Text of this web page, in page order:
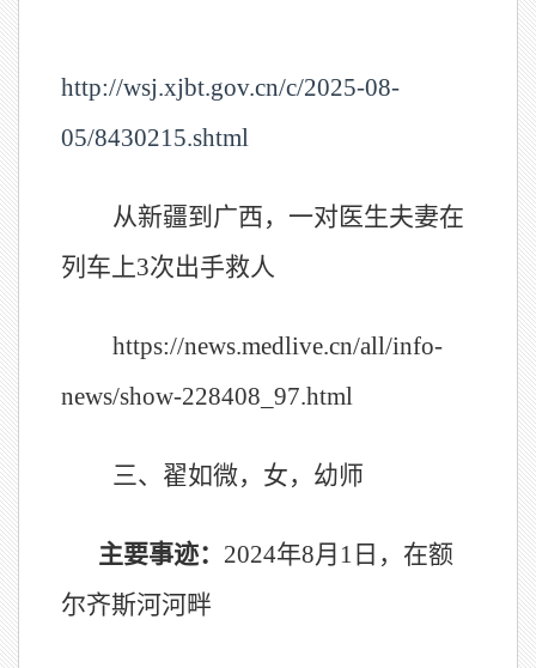
http://wsj.xjbt.gov.cn/c/2025-08-
05/8430215.shtml
从新疆到广西，一对医生夫妻在
列车上3次出手救人
https://news.medlive.cn/all/info-
news/show-228408_97.html
三、翟如微，女，幼师
主要事迹： 2024年8月1日，在额
尔齐斯河河畔